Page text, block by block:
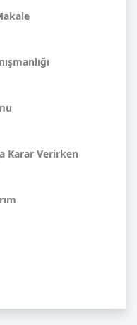
Karar Verirken